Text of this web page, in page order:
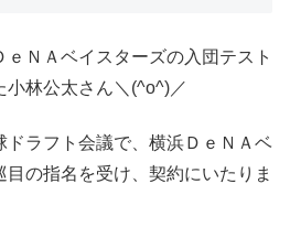
ｅＮＡベイスターズの入団テスト
小林公太さん＼(^o^)／
ドラフト会議で、横浜ＤｅＮＡベ
の指名を受け、契約にいたりま